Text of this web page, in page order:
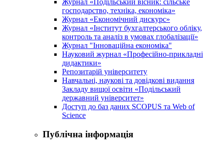
Журнал «Подільський вісник: сільське
господарство, техніка, економіка»
Журнал «Економічний дискурс»
Журнал «Інститут бухгалтерського обліку,
контроль та аналіз в умовах глобалізації»
Журнал "Інноваційна економіка"
Науковий журнал «Професійно-прикладні
дидактики»
Репозитарій університету
Навчальні, наукові та довідкові видання
Закладу вищої освіти «Подільський
державний університет»
Доступ до баз даних SCOPUS та Web of
Science
Публічна інформація